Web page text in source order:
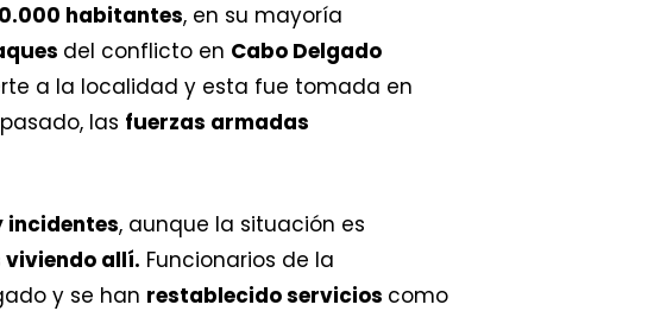
habitantes, en su mayoría
del conflicto en Cabo Delgado
a la localidad y esta fue tomada en
las fuerzas armadas
incidentes, aunque la situación es
allí. Funcionarios de la
y se han restablecido servicios como